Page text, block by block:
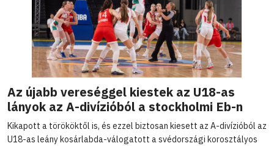
Az újabb vereséggel kiestek az U18-as
lányok az A-divízióból a stockholmi Eb-n
Kikapott a törököktől is, és ezzel biztosan kiesett az A-divízióból az
U18-as leány kosárlabda-válogatott a svédországi korosztályos